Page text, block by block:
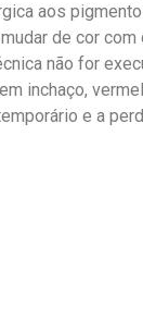
aos
de cor com
não for
inchaço,
e a